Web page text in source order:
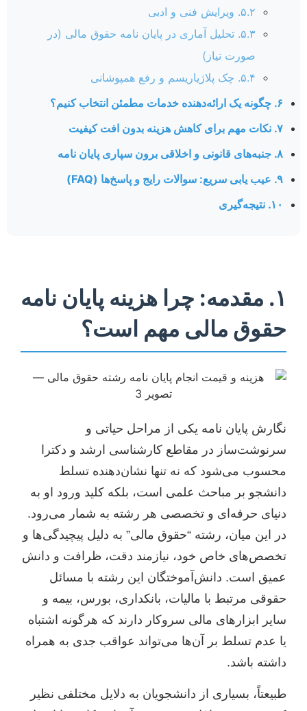
۵.۲. ویرایش فنی و ادبی
۵.۳. تحلیل آماری در پایان نامه حقوق مالی (در
صورت نیاز)
۵.۴. چک پلاژیاریسم و رفع همپوشانی
۶. چگونه یک ارائه‌دهنده خدمات مطمئن انتخاب کنیم؟
۷. نکات مهم برای کاهش هزینه بدون افت کیفیت
۸. جنبه‌های قانونی و اخلاقی برون سپاری پایان نامه
۹. عیب یابی سریع: سوالات رایج و پاسخ‌ها (FAQ)
۱۰. نتیجه‌گیری
۱. مقدمه: چرا هزینه پایان نامه
حقوق مالی مهم است؟
نگارش پایان نامه یکی از مراحل حیاتی و
سرنوشت‌ساز در مقاطع کارشناسی ارشد و دکترا
محسوب می‌شود که نه تنها نشان‌دهنده تسلط
دانشجو بر مباحث علمی است، بلکه کلید ورود او به
دنیای حرفه‌ای و تخصصی هر رشته به شمار می‌رود.
در این میان، رشته “حقوق مالی” به دلیل پیچیدگی‌ها و
تخصص‌های خاص خود، نیازمند دقت، ظرافت و دانش
عمیق است. دانش‌آموختگان این رشته با مسائل
حقوقی مرتبط با مالیات، بانکداری، بورس، بیمه و
سایر ابزارهای مالی سروکار دارند که هرگونه اشتباه
یا عدم تسلط بر آن‌ها می‌تواند عواقب جدی به همراه
داشته باشد.
طبیعتاً، بسیاری از دانشجویان به دلایل مختلفی نظیر